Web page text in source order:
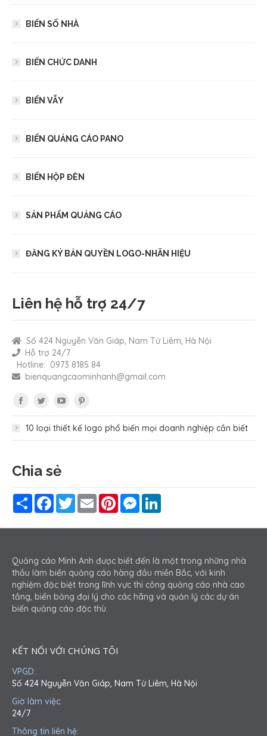
BIỂN SỐ NHÀ
BIỂN CHỨC DANH
BIỂN VẪY
BIỂN QUẢNG CÁO PANO
BIỂN HỘP ĐÈN
SẢN PHẨM QUẢNG CÁO
ĐĂNG KÝ BẢN QUYỀN LOGO-NHÃN HIỆU
Liên hệ hỗ trợ 24/7
Số 424 Nguyễn Văn Giáp, Nam Từ Liêm, Hà Nội
Hỗ trợ 24/7
Hotline: 0973 8185 84
bienquangcaominhanh@gmail.com
Find us on:
Facebook
page
opens
new
window
Twitter
page
opens
new
window
YouTube
page
opens
new
window
Pinterest
page
opens
window
10 loại thiết kế logo phổ biến mọi doanh nghiệp cần biết
Chia sẻ
Share Facebook
TwitterEmail PinterestMessenger
Quảng cáo Minh Anh được biết đến là một trong những nhà
thầu làm biển quảng cáo hàng đầu miền Bắc, với kinh
nghiệm đặc biệt trong lĩnh vực thi công quảng cáo nhà cao
tầng, biển bảng đại lý cho các hãng và quản lý các dự án
biển quảng cáo đặc thù.
KẾT NỐI VỚI CHÚNG TÔI
VPGD:
Số 424 Nguyễn Văn Giáp, Nam Từ Liêm, Hà Nội
Giờ làm việc:
24/7
Thông tin liên hệ: